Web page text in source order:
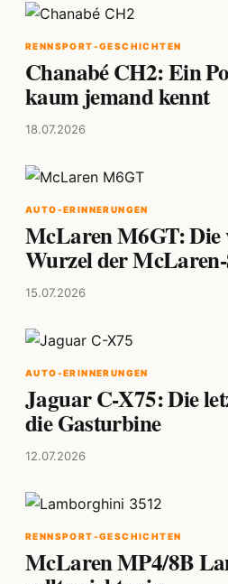
RENNSPORT-GESCHICHTEN
Chanabé CH2: Ein
kaum jemand kennt
18.07.2026
AUTO-ERINNERUNGEN
McLaren M6GT: Die
Wurzel der
15.07.2026
AUTO-ERINNERUNGEN
Jaguar C-X75: Die
die Gasturbine
12.07.2026
RENNSPORT-GESCHICHTEN
McLaren MP4/8B